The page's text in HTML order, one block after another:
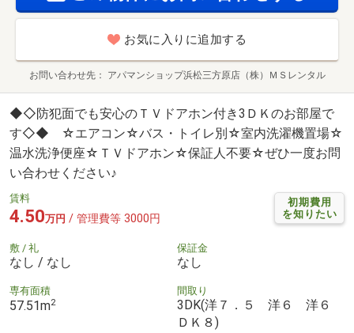
お気に入りに追加する
お問い合わせ先 アパマンショップ浜松三方原店（株）ＭＳレンタル
◆◇防犯面でも安心のＴＶドアホン付き3ＤＫのお部屋で
す◇◆ ☆エアコン☆バス・トイレ別☆室内洗濯機置場☆
温水洗浄便座☆ＴＶドアホン☆保証人不要☆ぜひ一度お問
い合わせください♪
初期費用
を知りたい
賃料
4.50万円 / 管理費等 3000円
敷 / 礼
なし / なし
保証金
なし
専有面積
57.51m2
間取り
3DK(洋７．５ 洋６ 洋６
ＤＫ８)